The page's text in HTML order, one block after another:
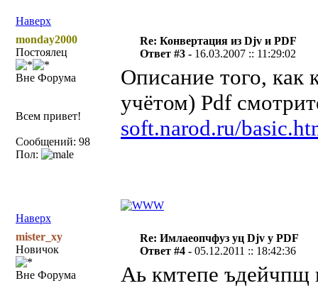
Наверх
monday2000
Постоялец
Вне Форума
Всем привет!
Сообщений: 98
Пол:
Re: Конвертация из Djv и PDF
Ответ #3 - 16.03.2007 :: 11:29:02
Описание того, как
учётом) Pdf
soft.narod.ru/
Наверх
mister_xy
Новичок
Вне Форума
Re: Имлаеопчфуз уц Djv у PDF
Ответ #4 -05.12.2011 :: 18:42:36
Аь кмтепе ъдейчпщ